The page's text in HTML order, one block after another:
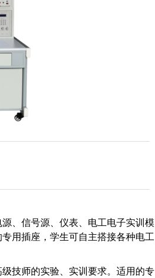
、信号源、仪表、电工电子实训模
用插座，学生可自主搭接各种电工
技师的实验、实训要求。适用的专